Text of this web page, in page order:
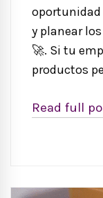
oportunidad
y planear
🚀. Si tu
productos
Read full